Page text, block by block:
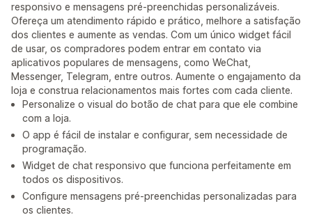
responsivo e mensagens pré-preenchidas personalizáveis.
Ofereça um atendimento rápido e prático, melhore a satisfação
dos clientes e aumente as vendas. Com um único widget fácil
de usar, os compradores podem entrar em contato via
aplicativos populares de mensagens, como WeChat,
Messenger, Telegram, entre outros. Aumente o engajamento da
loja e construa relacionamentos mais fortes com cada cliente.
Personalize o visual do botão de chat para que ele combine
com a loja.
O app é fácil de instalar e configurar, sem necessidade de
programação.
Widget de chat responsivo que funciona perfeitamente em
todos os dispositivos.
Configure mensagens pré-preenchidas personalizadas para
os clientes.